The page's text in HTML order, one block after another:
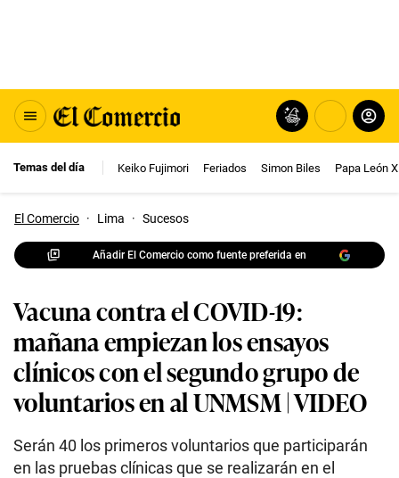
Temas del día Keiko Fujimori Feriados Simon Biles Papa León
El Comercio · Lima · Sucesos
Añadir El Comercio como fuente preferida en
Vacuna contra el COVID-19:
mañana empiezan los ensayos
clínicos con el segundo grupo de
voluntarios en al UNMSM | VIDEO
Serán 40 los primeros voluntarios que participarán
en las pruebas clínicas que se realizarán en el